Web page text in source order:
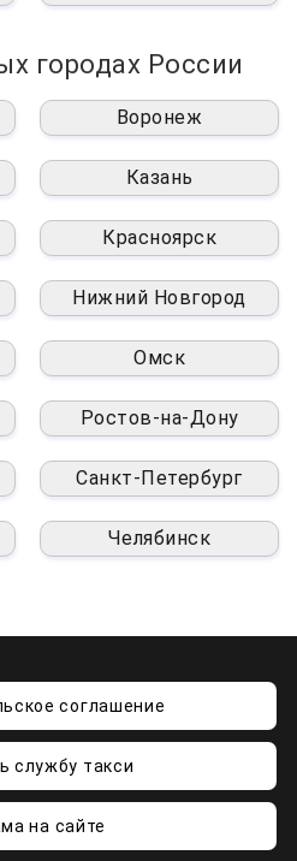
городах России
Воронеж
Казань
Красноярск
Нижний Новгород
Омск
Ростов-на-Дону
Санкт-Петербург
Челябинск
соглашение
службу такси
на сайте